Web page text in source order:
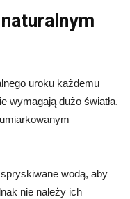
uroku każdemu
wymagają dużo światła.
wodą, aby
nie należy ich